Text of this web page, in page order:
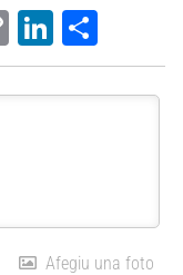
Copy
Link
Afegiu una foto